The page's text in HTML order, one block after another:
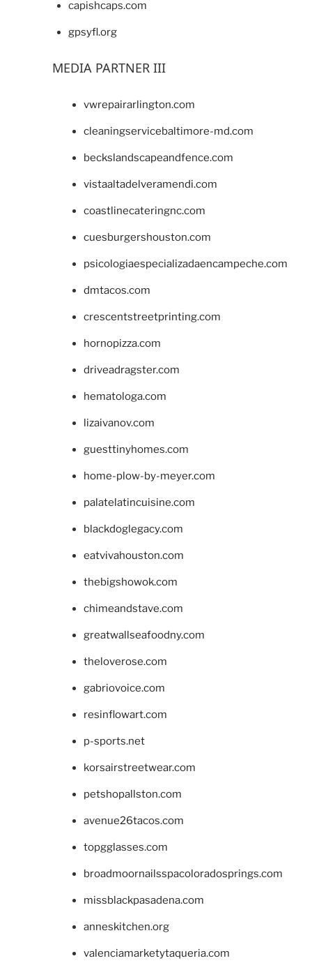
capishcaps.com
gpsyfl.org
MEDIA PARTNER III
vwrepairarlington.com
cleaningservicebaltimore-md.com
beckslandscapeandfence.com
vistaaltadelveramendi.com
coastlinecateringnc.com
cuesburgershouston.com
psicologiaespecializadaencampeche.com
dmtacos.com
crescentstreetprinting.com
hornopizza.com
driveadragster.com
hematologa.com
lizaivanov.com
guesttinyhomes.com
home-plow-by-meyer.com
palatelatincuisine.com
blackdoglegacy.com
eatvivahouston.com
thebigshowok.com
chimeandstave.com
greatwallseafoodny.com
theloverose.com
gabriovoice.com
resinflowart.com
p-sports.net
korsairstreetwear.com
petshopallston.com
avenue26tacos.com
topgglasses.com
broadmoornailsspacoloradosprings.com
missblackpasadena.com
anneskitchen.org
valenciamarketytaqueria.com